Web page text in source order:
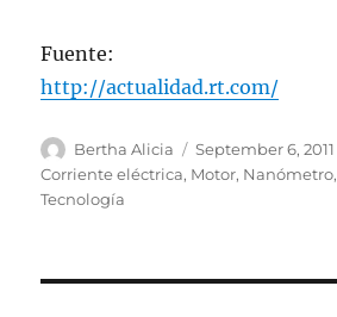
Fuente:
http://actualidad.rt.com/
Author
Bertha Alicia
Posted
on
September 6, 2011
Corriente eléctrica, Motor, Nanómetro,
Tecnología